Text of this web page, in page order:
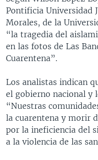
Pontificia Universidad
Morales, de la
“la tragedia del
en las fotos de Las
Cuarentena”.
Los analistas indican
el gobierno nacional y
“Nuestras
la cuarentena y morir
por la ineficiencia del
a la violencia de las